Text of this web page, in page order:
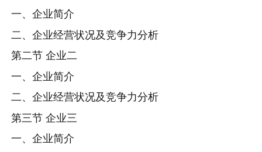
一、企业简介
二、企业经营状况及竞争力分析
第二节 企业二
一、企业简介
二、企业经营状况及竞争力分析
第三节 企业三
一、企业简介